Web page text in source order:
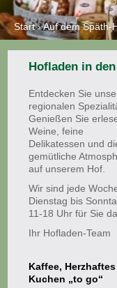
Start›Auf dem Späth-
Hofladen in
Entdecken Sie
regionalen
Genießen Sie
Weine, feine
Delikatessen und
gemütliche
auf unserem Hof.
Wir sind jede
Dienstag bis
11-18 Uhr für Sie da.
Ihr Hofladen-Team
Kaffee,
Kuchen „to go“